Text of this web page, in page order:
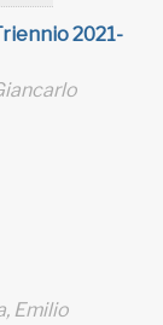
2021-
Emilio